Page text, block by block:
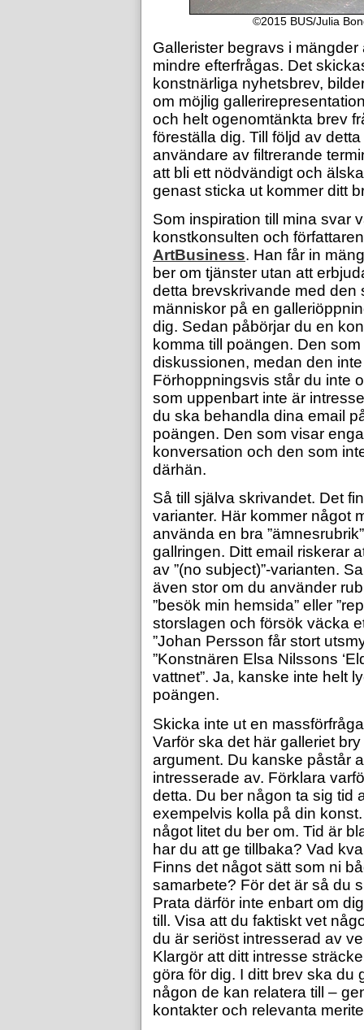
©2015 BUS/Julia
Gallerister begravs i
mindre efterfrågas. Det
konstnärliga nyhetsbrev,
om möjlig
och helt ogenomtänkta brev
föreställa dig. Till följd av
användare av filtrerande
att bli ett nödvändigt och
genast sticka ut kommer ditt
Som inspiration till mina svar
konstkonsulten och
ArtBusiness. Han får in
ber om tjänster utan att
detta brevskrivande med den
människor på en
dig. Sedan påbörjar du en
komma till poängen. Den
diskussionen, medan den
Förhoppningsvis står du inte
som uppenbart inte är
du ska behandla dina email
poängen. Den som visar
konversation och den som
därhän.
Så till själva skrivandet. Det
varianter. Här kommer något
använda en bra
gallringen. Ditt email riskerar
av ”(no subject)”-varianten.
även stor om du använder
”besök min hemsida” eller
storslagen och försök väcka
”Johan Persson får stort
”Konstnären Elsa Nilssons
vattnet”. Ja, kanske inte helt
poängen.
Skicka inte ut en
Varför ska det här galleriet
argument. Du kanske påstår
intresserade av. Förklara
detta. Du ber någon ta sig tid
exempelvis kolla på din
något litet du ber om. Tid är
har du att ge tillbaka? Vad
Finns det något sätt som ni
samarbete? För det är så du
Prata därför inte enbart om
till. Visa att du faktiskt vet
du är seriöst intresserad av
Klargör att ditt intresse
göra för dig. I ditt brev ska du
någon de kan relatera till –
kontakter och relevanta